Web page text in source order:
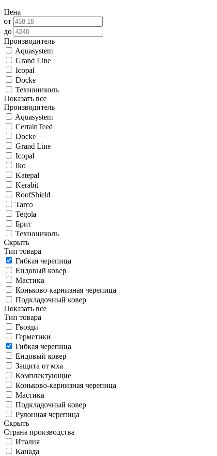
Цена
от
до
Производитель
Aquasystem
Grand Line
Icopal
Docke
Технониколь
Показать все
Производитель
Aquasystem
CertainTeed
Docke
Grand Line
Icopal
Iko
Katepal
Kerabit
RoofShield
Tarco
Tegola
Брит
Технониколь
Скрыть
Тип товара
Гибкая черепица
Ендовый ковер
Мастика
Коньково-карнизная черепица
Подкладочный ковер
Показать все
Тип товара
Гвозди
Герметики
Гибкая черепица
Ендовый ковер
Защита от мха
Комплектующие
Коньково-карнизная черепица
Мастика
Подкладочный ковер
Рулонная черепица
Скрыть
Страна производства
Италия
Канада